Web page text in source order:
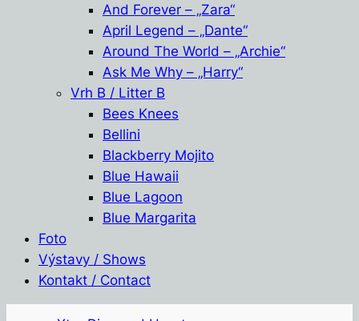
And Forever – „Zara“
April Legend – „Dante“
Around The World – „Archie“
Ask Me Why – „Harry“
Vrh B / Litter B
Bees Knees
Bellini
Blackberry Mojito
Blue Hawaii
Blue Lagoon
Blue Margarita
Foto
Výstavy / Shows
Kontakt / Contact